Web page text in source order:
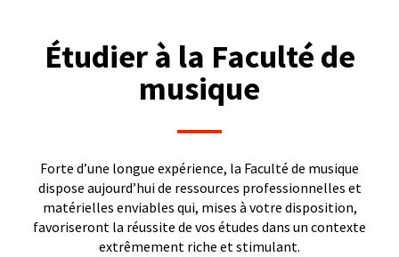
Étudier à la Faculté de
musique
Forte d’une longue expérience, la Faculté de musique
dispose aujourd’hui de ressources professionnelles et
matérielles enviables qui, mises à votre disposition,
favoriseront la réussite de vos études dans un contexte
extrêmement riche et stimulant.